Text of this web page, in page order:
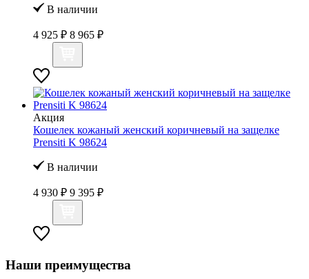
В наличии
4 925 ₽ 8 965 ₽
Акция
Кошелек кожаный женский коричневый на защелке
Prensiti K 98624
В наличии
4 930 ₽ 9 395 ₽
Наши преимущества